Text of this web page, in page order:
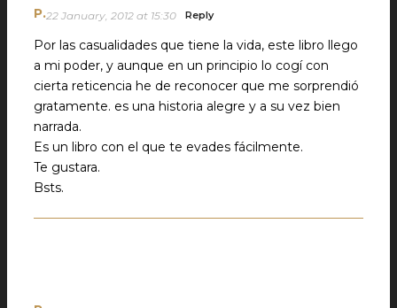
P.22 January, 2012 at 15:30 Reply
Por las casualidades que tiene la vida, este libro llego
a mi poder, y aunque en un principio lo cogí con
cierta reticencia he de reconocer que me sorprendió
gratamente. es una historia alegre y a su vez bien
narrada.
Es un libro con el que te evades fácilmente.
Te gustara.
Bsts.